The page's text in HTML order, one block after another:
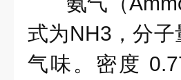
式为NH3，分
气味。密度